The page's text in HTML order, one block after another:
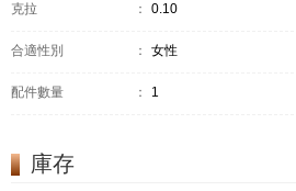
克拉 ： 0.10
合適性別 ： 女性
配件數量 ： 1
庫存